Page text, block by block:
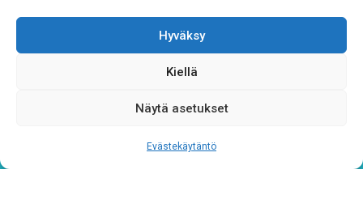
Hyväksy
Kiellä
Näytä asetukset
Evästekäytäntö
Toimistohotelli Janne (2. kerros)
Postikatu 10
04400 Järvenpää
toimisto@siskotjasimot.fi